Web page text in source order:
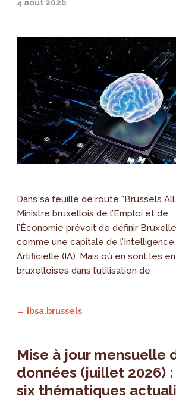
4 août 2026
Dans sa feuille de route "Brussels
Ministre bruxellois de l’Emploi et de
l’Économie prévoit de définir
comme une capitale de l’Intelligence
Artificielle (IA). Mais où en sont les
bruxelloises dans l’utilisation de
→ ibsa.brussels
Mise à jour mensuelle
données (juillet 2026) :
six thématiques